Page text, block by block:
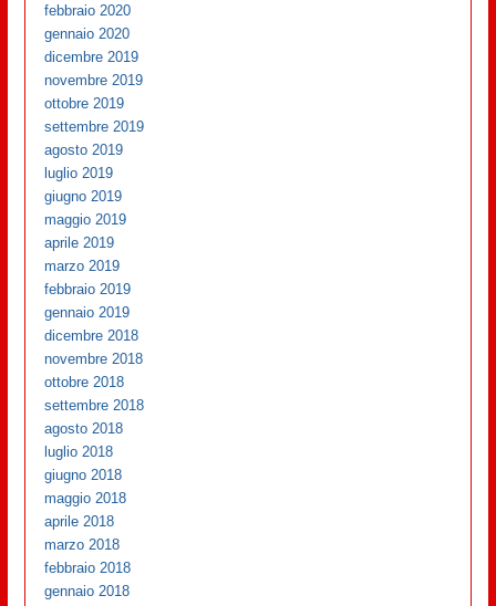
febbraio 2020
gennaio 2020
dicembre 2019
novembre 2019
ottobre 2019
settembre 2019
agosto 2019
luglio 2019
giugno 2019
maggio 2019
aprile 2019
marzo 2019
febbraio 2019
gennaio 2019
dicembre 2018
novembre 2018
ottobre 2018
settembre 2018
agosto 2018
luglio 2018
giugno 2018
maggio 2018
aprile 2018
marzo 2018
febbraio 2018
gennaio 2018